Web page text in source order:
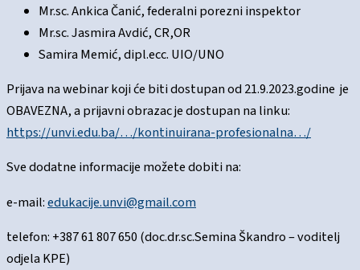
Mr.sc. Ankica Čanić, federalni porezni inspektor
Mr.sc. Jasmira Avdić, CR,OR
Samira Memić, dipl.ecc. UIO/UNO
Prijava na webinar koji će biti dostupan od 21.9.2023.godine je
OBAVEZNA, a prijavni obrazac je dostupan na linku:
https://unvi.edu.ba/…/kontinuirana-profesionalna…/
Sve dodatne informacije možete dobiti na:
e-mail:edukacije.unvi@gmail.com
telefon: +387 61 807 650 (doc.dr.sc.Semina Škandro – voditelj
odjela KPE)